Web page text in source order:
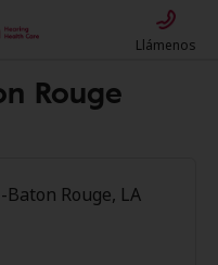
Llámenos
Rouge
Baton Rouge, LA